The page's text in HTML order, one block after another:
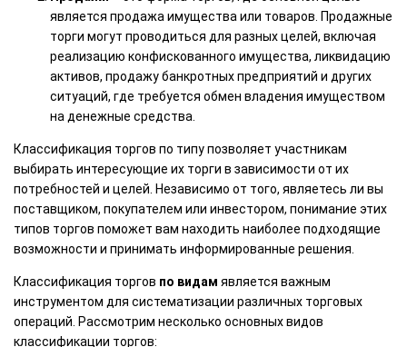
является продажа имущества или товаров. Продажные
торги могут проводиться для разных целей, включая
реализацию конфискованного имущества, ликвидацию
активов, продажу банкротных предприятий и других
ситуаций, где требуется обмен владения имуществом
на денежные средства.
Классификация торгов по типу позволяет участникам
выбирать интересующие их торги в зависимости от их
потребностей и целей. Независимо от того, являетесь ли вы
поставщиком, покупателем или инвестором, понимание этих
типов торгов поможет вам находить наиболее подходящие
возможности и принимать информированные решения.
Классификация торгов по видам является важным
инструментом для систематизации различных торговых
операций. Рассмотрим несколько основных видов
классификации торгов: